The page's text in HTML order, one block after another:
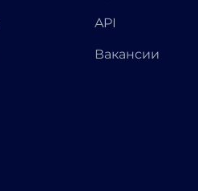
API
Вакансии